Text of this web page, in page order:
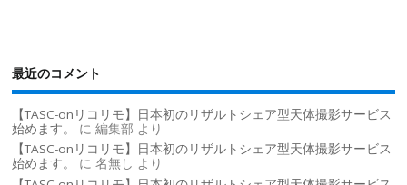
最近のコメント
【TASC-onリコリモ】日本初のリザルトシェア型天体撮影サービス
始めます。
に編集部 より
【TASC-onリコリモ】日本初のリザルトシェア型天体撮影サービス
始めます。
に名無し より